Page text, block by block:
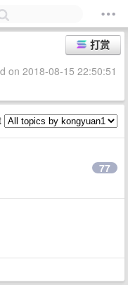
打赏
on 2018-08-15 22:50:51
77